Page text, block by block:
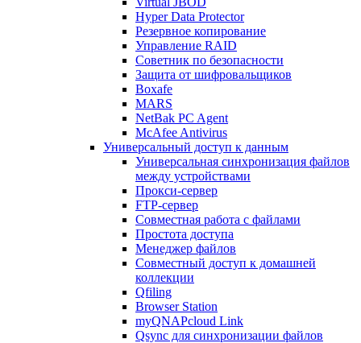
Hyper Data Protector
Резервное копирование
Управление RAID
Советник по безопасности
Защита от шифровальщиков
Boxafe
MARS
NetBak PC Agent
McAfee Antivirus
Универсальный доступ к данным
Универсальная синхронизация файлов
между устройствами
Прокси-сервер
FTP-сервер
Совместная работа с файлами
Простота доступа
Менеджер файлов
Совместный доступ к домашней
коллекции
Qfiling
Browser Station
myQNAPcloud Link
Qsync для синхронизации файлов